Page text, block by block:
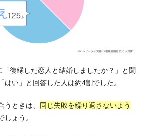
「復縁した恋人と結婚しましたか？」と聞
はい」と回答した人は約4割でした。
うときは、 同じ失敗を繰り返さないよう
しょう。